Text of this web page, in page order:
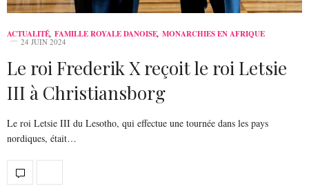
ACTUALITÉ, FAMILLE ROYALE DANOISE, MONARCHIES EN AFRIQUE
24 JUIN 2024
Le roi Frederik X reçoit le roi Letsie
III à Christiansborg
Le roi Letsie III du Lesotho, qui effectue une tournée dans les pays
nordiques, était…